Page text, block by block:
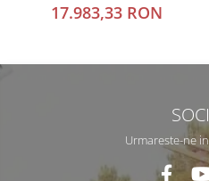
17.983,33 RON
Urmareste-ne